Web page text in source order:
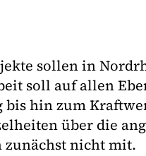
sollen in
soll auf allen
bis hin zum
über die
zunächst nicht mit.